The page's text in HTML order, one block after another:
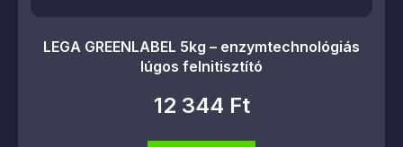
LEGA GREENLABEL 5kg – enzymtechnológiás
lúgos felnitisztító
12 344 Ft